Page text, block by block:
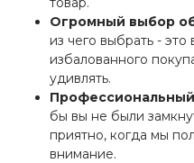
Огромный выбор
из чего выбрать -
избалованного
удивлять.
бы вы не были
приятно, когда мы
внимание.